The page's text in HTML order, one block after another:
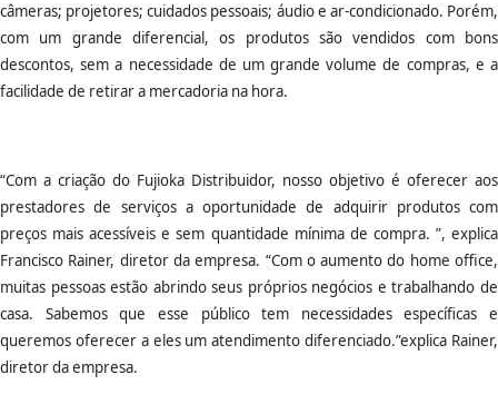
câmeras; projetores; cuidados pessoais; áudio e ar-condicionado. Porém,
com um grande diferencial, os produtos são vendidos com bons
descontos, sem a necessidade de um grande volume de compras, e a
facilidade de retirar a mercadoria na hora.
“Com a criação do Fujioka Distribuidor, nosso objetivo é oferecer aos
prestadores de serviços a oportunidade de adquirir produtos com
preços mais acessíveis e sem quantidade mínima de compra. ”, explica
Francisco Rainer, diretor da empresa. “Com o aumento do home office,
muitas pessoas estão abrindo seus próprios negócios e trabalhando de
casa. Sabemos que esse público tem necessidades específicas e
queremos oferecer a eles um atendimento diferenciado.”explica Rainer,
diretor da empresa.